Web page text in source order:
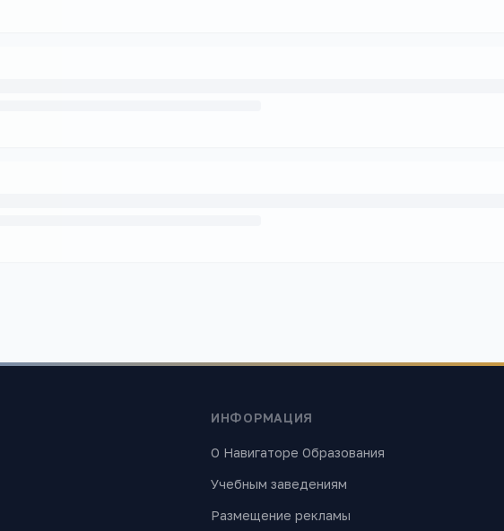
ИНФОРМАЦИЯ
О Навигаторе Образования
Учебным заведениям
Размещение рекламы